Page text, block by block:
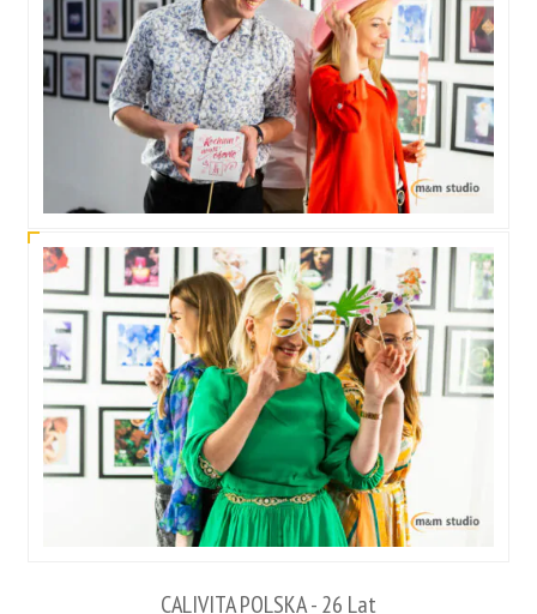
CALIVITA POLSKA - 26 Lat